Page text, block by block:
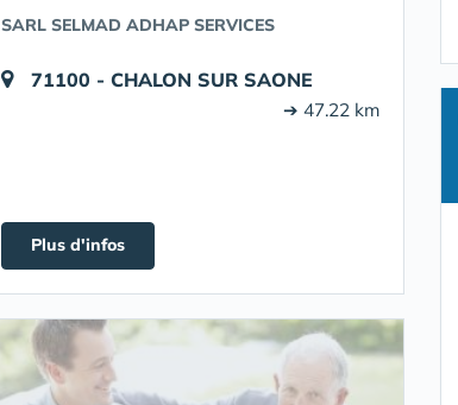
SARL SELMAD ADHAP SERVICES
71100 - CHALON SUR SAONE
➔ 47.22 km
Plus d'infos